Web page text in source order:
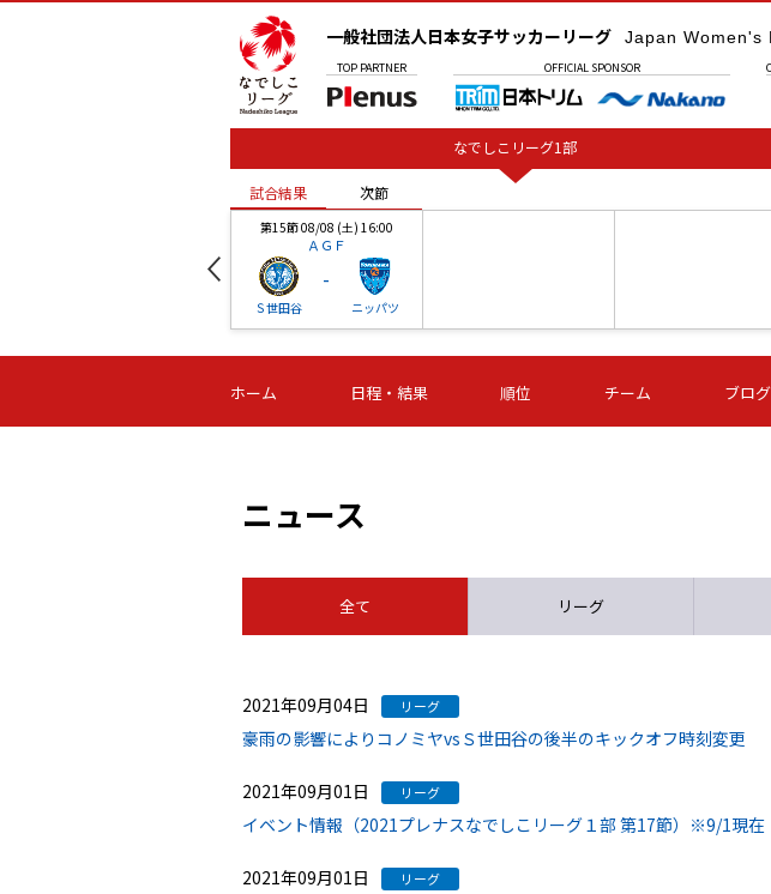
一般社団法人日本女子サッカーリーグ Japan Women's
TOP PARTNER OFFICIAL SPONSOR
なでしこリーグ1部
試合結果 次節
第15節 08/08 (土) 16:00
ＡＧＦ
Ｓ世田谷
-
ニッパツ
-
第16節 09/05 (土) 15:00
ニッパツ
-
第16節 09/05 (土) 15:00
石人の星
-
第16節 09/05 (土) 16:00
ＡＧＦ
-
試合結果 次節
ホーム 日程・結果 順位 チーム ブログ
ニュース
全て リーグ
2021年09月04日 リーグ
豪雨の影響によりコノミヤvsＳ世田谷の後半のキックオフ時刻変更
2021年09月01日 リーグ
イベント情報（2021プレナスなでしこリーグ１部 第17節）※9/1現在
2021年09月01日 リーグ